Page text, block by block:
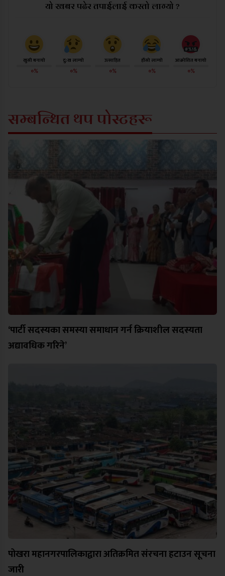
यो खबर पढेर तपाईलाई कस्तो लाग्यो ?
खुसी बनायो
०%
दु:ख लाग्यो
०%
उत्साहित
०%
हाँसो लाग्यो
०%
आक्रोशित बनायो
०%
सम्बन्धित थप पोस्टहरू
‘पार्टी सदस्यका समस्या समाधान गर्न क्रियाशील सदस्यता
अद्यावधिक गरिने’
पोखरा महानगरपालिकाद्वारा अतिक्रमित संरचना हटाउन सूचना
जारी